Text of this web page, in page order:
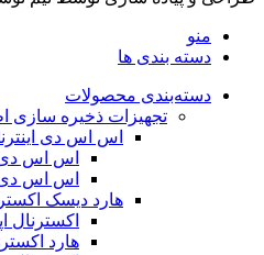
منو
دسته بندی ها
دسته‌بندی محصولات
تجهیزات ذخیره سازی
اس اس دی
اس اس
اس اس دی
هارد دیسک
اکسترنال
هارد